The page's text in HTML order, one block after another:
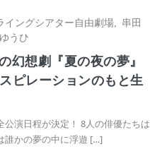
イングシアター自由劇場
串田
うひ
幻想劇『夏の夜の夢』
ピレーションのもと生
公演日程が決定！ 8人の俳優たちは
誰かの夢の中に浮遊 […]